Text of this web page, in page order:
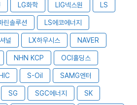
LG화학 LIG넥스원 LS
린솔루션 LS에코에너지
널 LX하우시스 NAVER
NHN KCP OCI홀딩스
S-Oil SAMG엔터
SG SGC에너지 SK